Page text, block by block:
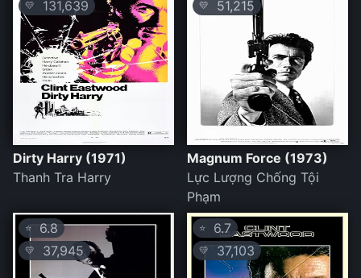
💛 131,639
Dirty Harry (1971)
Thanh Tra Harry
💛 51,215
Magnum Force (1973)
Lực Lượng Chống Tội
Phạm
⭐ 6.8
💛 37,945
⭐ 6.7
💛 37,103